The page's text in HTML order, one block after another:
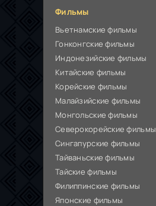
Фильмы
Вьетнамские фильмы
Гонконгские фильмы
Индонезийские фильмы
Китайские фильмы
Корейские фильмы
Малайзийские фильмы
Монгольские фильмы
Северокорейские фильмы
Сингапурские фильмы
Тайваньские фильмы
Тайские фильмы
Филиппинские фильмы
Японские фильмы